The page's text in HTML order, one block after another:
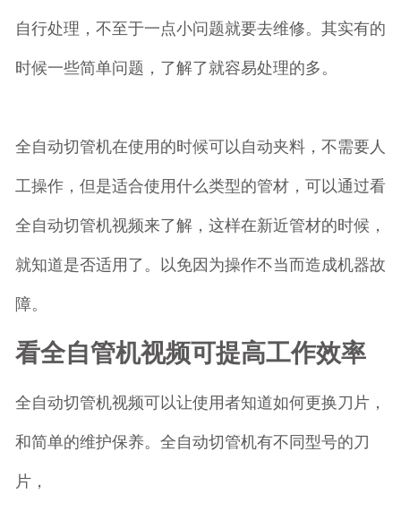
自行处理，不至于一点小问题就要去维修。其实有的
时候一些简单问题，了解了就容易处理的多。
全自动切管机在使用的时候可以自动夹料，不需要人
工操作，但是适合使用什么类型的管材，可以通过看
全自动切管机视频来了解，这样在新近管材的时候，
就知道是否适用了。以免因为操作不当而造成机器故
障。
看全自管机视频可提高工作效率
全自动切管机视频可以让使用者知道如何更换刀片，
和简单的维护保养。全自动切管机有不同型号的刀
片，